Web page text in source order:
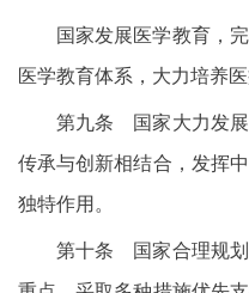
国家发展医学教育，
医学教育体系，大力培养医
第九条 国家大力发展
传承与创新相结合，发挥
独特作用。
第十条 国家合理规划